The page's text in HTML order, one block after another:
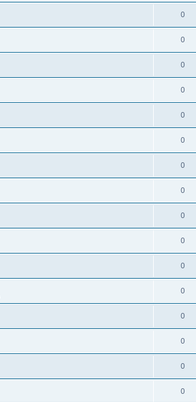
0
0
0
0
0
0
0
0
0
0
0
0
0
0
0
0